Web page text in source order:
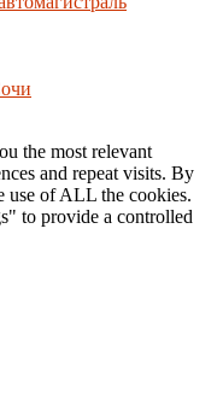
the most relevant
and repeat visits. By
use of ALL the cookies.
to provide a controlled